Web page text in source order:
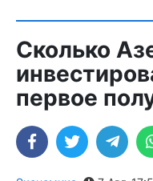
Сколько
первое